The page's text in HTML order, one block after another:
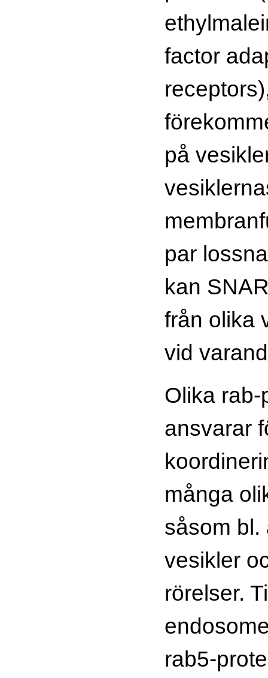
factor
på
par
kan
från olika
vid
Olika rab-
ansvarar
många
såsom bl.
vesikler
rörelser.
rab5-